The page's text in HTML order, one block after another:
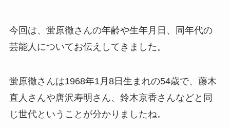
今回は、蛍原徹さんの年齢や生年月日、同年代の
芸能人についてお伝えしてきました。
蛍原徹さんは1968年1月8日生まれの54歳で、藤木
直人さんや唐沢寿明さん、鈴木京香さんなどと同
じ世代ということが分かりましたね。